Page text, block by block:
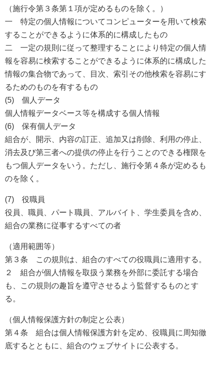
（施行令第３条第１項が定めるものを除く。）
一 特定の個人情報についてコンピューターを用いて検索
することができるように体系的に構成したもの
二 一定の規則に従って整理することにより特定の個人情
報を容易に検索することができるように体系的に構成した
情報の集合物であって、目次、索引その他検索を容易にす
るためのものを有するもの
(5) 個人データ
個人情報データベース等を構成する個人情報
(6) 保有個人データ
組合が、開示、内容の訂正、追加又は削除、利用の停止、
消去及び第三者への提供の停止を行うことのできる権限を
もつ個人データをいう。ただし、施行令第４条が定めるも
のを除く。
(7) 役職員
役員、職員、パート職員、アルバイト、学生委員を含め、
組合の業務に従事するすべての者
（適用範囲等）
第３条 この規則は、組合のすべての役職員に適用する。
２ 組合が個人情報を取扱う業務を外部に委託する場合
も、この規則の趣旨を遵守させるよう監督するものとす
る。
（個人情報保護方針の制定と公表）
第４条 組合は個人情報保護方針を定め、役職員に周知徹
底するとともに、組合のウェブサイトに公表する。